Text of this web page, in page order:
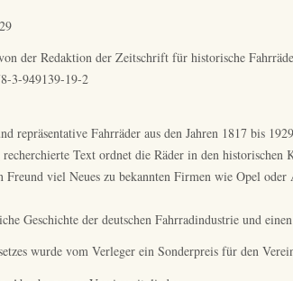
der Redaktion der Zeitschrift für historische
3-949139-19-2
repräsentative Fahrräder aus den Jahren 1817 bis
Text ordnet die Räder in den
viel Neues zu bekannten Firmen wie Opel
Geschichte der deutschen Fahrradindustrie und
wurde vom Verleger ein Sonderpreis für den